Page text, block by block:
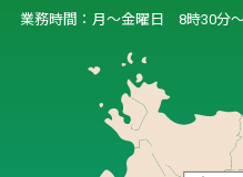
業務時間：月～金曜日 8時30分